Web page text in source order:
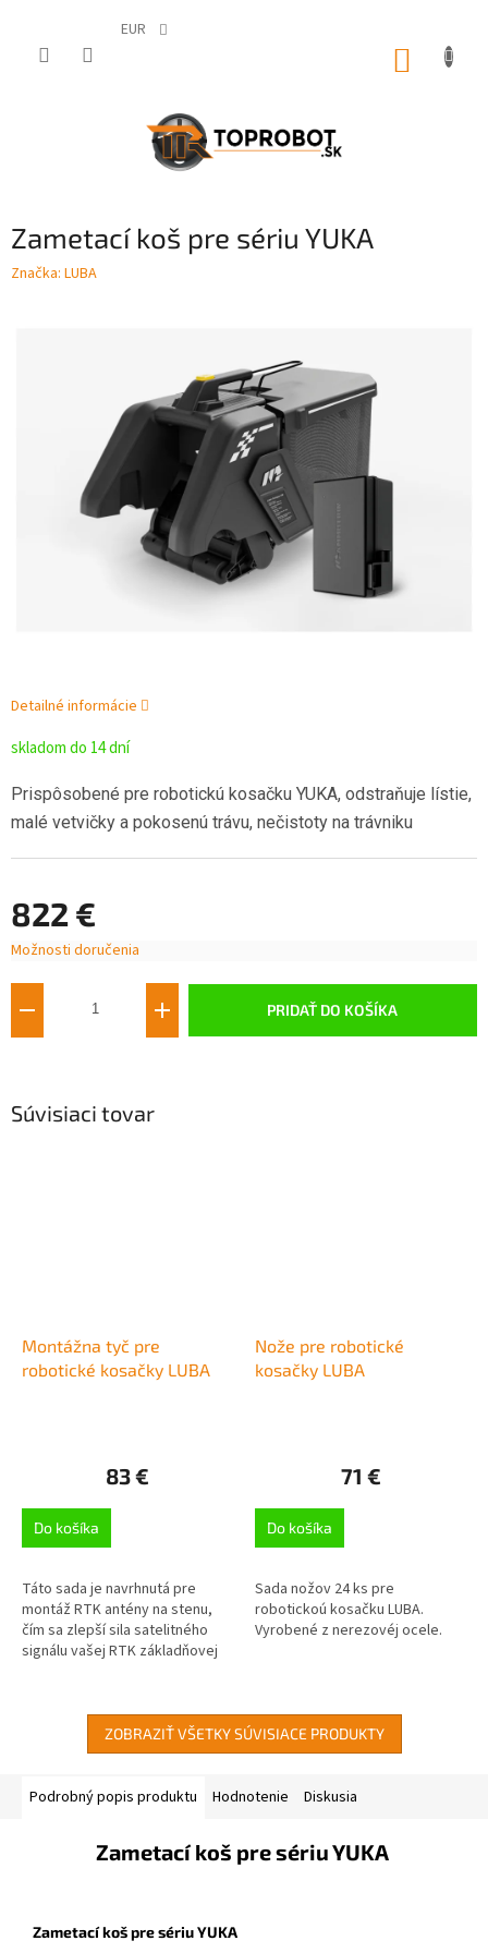
EUR
Zametací koš pre sériu YUKA
Značka: LUBA
822 €
Jednotková
skladom do 14 dní
Možnosti doručenia
PRIDAŤ DO KOŠÍKA
Prispôsobené pre robotickú kosačku YUKA, odstraňuje lístie,
malé vetvičky a pokosenú trávu, nečistoty na trávniku
Detailné informácie
Súvisiaci tovar
Montážna tyč pre
robotické kosačky LUBA
83 €
Do košíka
Táto sada je navrhnutá pre
montáž RTK antény na stenu,
čím sa zlepší sila satelitného
signálu vašej RTK základňovej
Nože pre robotické
kosačky LUBA
71 €
Do košíka
Sada nožov 24 ks pre
robotickoú kosačku LUBA.
Vyrobené z nerezovéj ocele.
ZOBRAZIŤ VŠETKY SÚVISIACE PRODUKTY
Podrobný popis produktu Hodnotenie Diskusia
Zametací koš pre sériu YUKA
Zametací koš pre sériu YUKA